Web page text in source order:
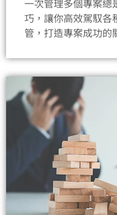
一次管理多個專案總
巧，讓你高效駕馭各
管，打造專案成功的